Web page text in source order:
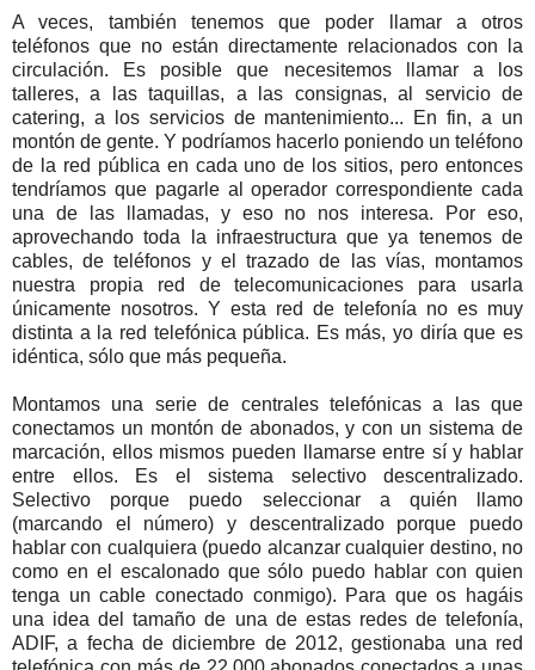
A veces, también tenemos que poder llamar a otros
teléfonos que no están directamente relacionados con la
circulación. Es posible que necesitemos llamar a los
talleres, a las taquillas, a las consignas, al servicio de
catering, a los servicios de mantenimiento... En fin, a un
montón de gente. Y podríamos hacerlo poniendo un teléfono
de la red pública en cada uno de los sitios, pero entonces
tendríamos que pagarle al operador correspondiente cada
una de las llamadas, y eso no nos interesa. Por eso,
aprovechando toda la infraestructura que ya tenemos de
cables, de teléfonos y el trazado de las vías, montamos
nuestra propia red de telecomunicaciones para usarla
únicamente nosotros. Y esta red de telefonía no es muy
distinta a la red telefónica pública. Es más, yo diría que es
idéntica, sólo que más pequeña.
Montamos una serie de centrales telefónicas a las que
conectamos un montón de abonados, y con un sistema de
marcación, ellos mismos pueden llamarse entre sí y hablar
entre ellos. Es el sistema selectivo descentralizado.
Selectivo porque puedo seleccionar a quién llamo
(marcando el número) y descentralizado porque puedo
hablar con cualquiera (puedo alcanzar cualquier destino, no
como en el escalonado que sólo puedo hablar con quien
tenga un cable conectado conmigo). Para que os hagáis
una idea del tamaño de una de estas redes de telefonía,
ADIF, a fecha de diciembre de 2012, gestionaba una red